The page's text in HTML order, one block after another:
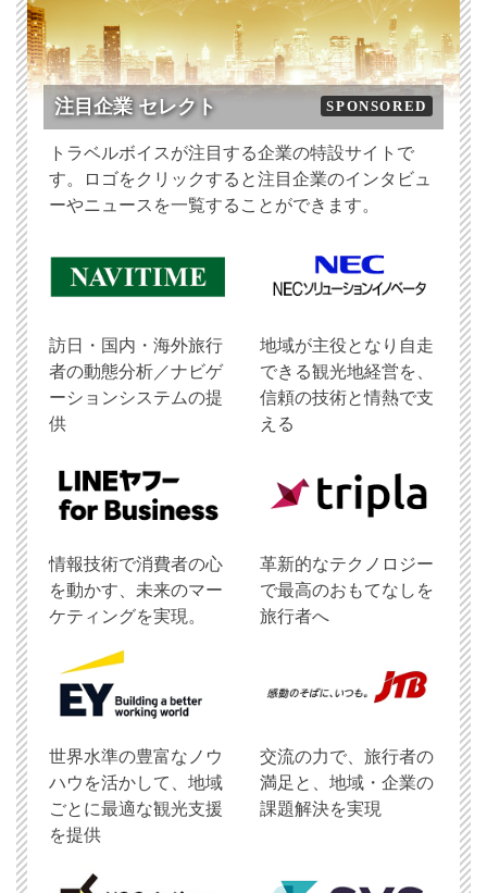
注目企業 セレクト SPONSORED
トラベルボイスが注目する企業の特設サイトで
す。ロゴをクリックすると注目企業のインタビュ
ーやニュースを一覧することができます。
訪日・国内・海外旅行
者の動態分析／ナビゲ
ーションシステムの提
供
地域が主役となり自走
できる観光地経営を、
信頼の技術と情熱で支
える
情報技術で消費者の心
を動かす、未来のマー
ケティングを実現。
革新的なテクノロジー
で最高のおもてなしを
旅行者へ
世界水準の豊富なノウ
ハウを活かして、地域
ごとに最適な観光支援
を提供
交流の力で、旅行者の
満足と、地域・企業の
課題解決を実現